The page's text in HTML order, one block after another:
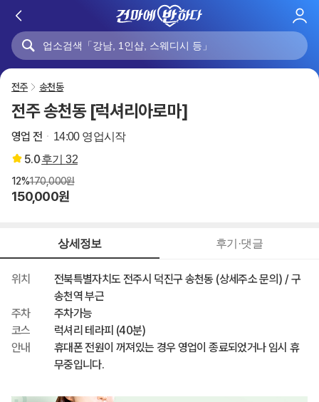
로
전주 송천동
전주 송천동 [럭셔리아로마]
영업 전 14:00 영업시작
5.0후기32
12%170,000원
150,000원
상세정보 후기·댓글
위치
전북특별자치도 전주시 덕진구 송천동 (상세주소 문의) / 구
송천역 부근
주차
주차가능
코스
럭셔리 테라피 (40분)
안내
휴대폰 전원이 꺼져있는 경우 영업이 종료되었거나 임시 휴
무중입니다.